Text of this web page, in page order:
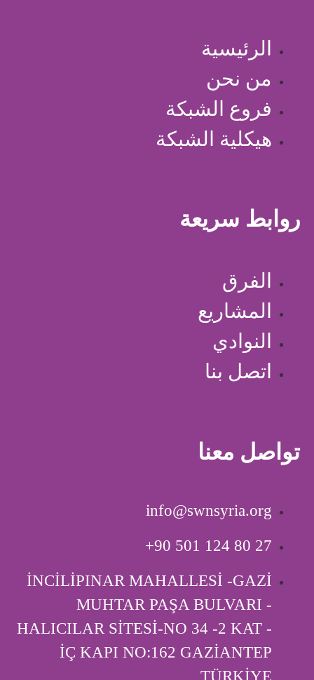
الرئيسية
من نحن
فروع الشبكة
هيكلية الشبكة
روابط سريعة
الفرق
المشاريع
النوادي
اتصل بنا
تواصل معنا
info@swnsyria.org
‎+90 501 124 80 27
İNCİLİPINAR MAHALLESİ -GAZİ
MUHTAR PAŞA BULVARI -
HALICILAR SİTESİ-NO 34 -2 KAT -
İÇ KAPI ‎NO:162 GAZİANTEP
TÜRKİYE